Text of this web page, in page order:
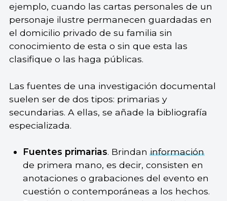
ejemplo, cuando las cartas personales de un
personaje ilustre permanecen guardadas en
el domicilio privado de su familia sin
conocimiento de esta o sin que esta las
clasifique o las haga públicas.
Las fuentes de una investigación documental
suelen ser de dos tipos: primarias y
secundarias. A ellas, se añade la bibliografía
especializada.
Fuentes primarias. Brindaninformación
de primera mano, es decir, consisten en
anotaciones o grabaciones del evento en
cuestión o contemporáneas a los hechos.